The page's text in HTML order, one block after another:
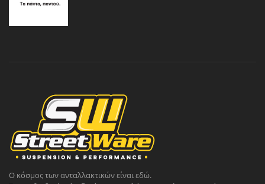
Ο κόσμος των ανταλλακτικών είναι εδώ.